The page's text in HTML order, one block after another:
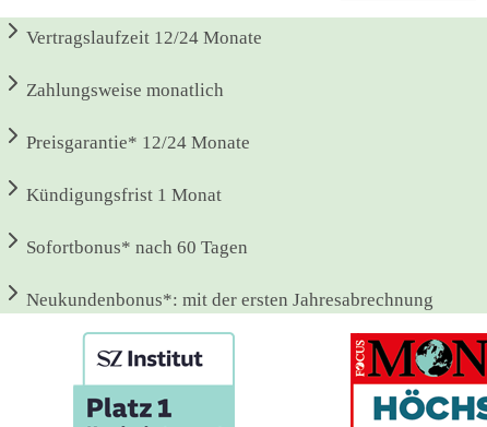
Vertragslaufzeit 12/24 Monate
Zahlungsweise monatlich
Preisgarantie* 12/24 Monate
Kündigungsfrist 1 Monat
Sofortbonus* nach 60 Tagen
Neukundenbonus*: mit der ersten Jahresabrechnung